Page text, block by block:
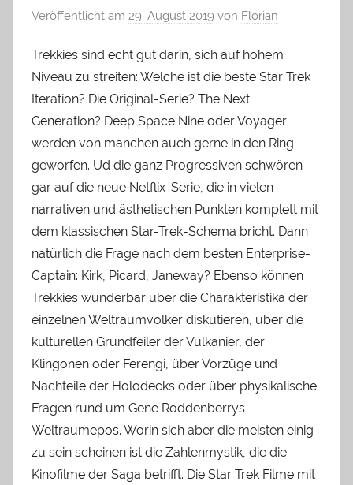
Veröffentlicht am 29. August 2019 von Florian
Trekkies sind echt gut darin, sich auf hohem
Niveau zu streiten: Welche ist die beste Star Trek
Iteration? Die Original-Serie? The Next
Generation? Deep Space Nine oder Voyager
werden von manchen auch gerne in den Ring
geworfen. Ud die ganz Progressiven schwören
gar auf die neue Netflix-Serie, die in vielen
narrativen und ästhetischen Punkten komplett mit
dem klassischen Star-Trek-Schema bricht. Dann
natürlich die Frage nach dem besten Enterprise-
Captain: Kirk, Picard, Janeway? Ebenso können
Trekkies wunderbar über die Charakteristika der
einzelnen Weltraumvölker diskutieren, über die
kulturellen Grundfeiler der Vulkanier, der
Klingonen oder Ferengi, über Vorzüge und
Nachteile der Holodecks oder über physikalische
Fragen rund um Gene Roddenberrys
Weltraumepos. Worin sich aber die meisten einig
zu sein scheinen ist die Zahlenmystik, die die
Kinofilme der Saga betrifft. Die Star Trek Filme mit